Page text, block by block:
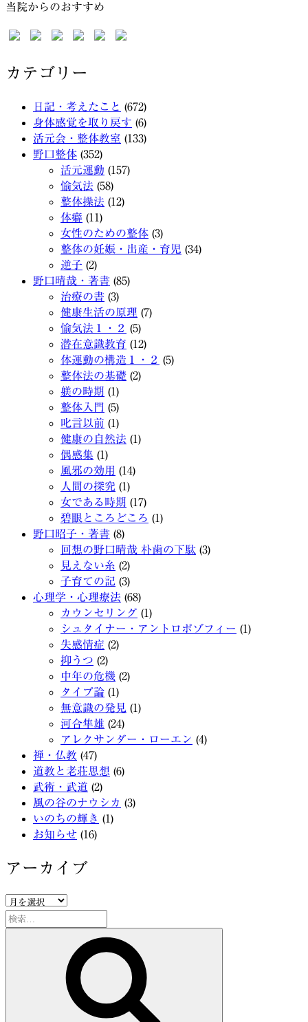
当院からのおすすめ
カテゴリー
日記・考えたこと (672)
身体感覚を取り戻す (6)
活元会・整体教室 (133)
野口整体 (352)
活元運動 (157)
愉気法 (58)
整体操法 (12)
体癖 (11)
女性のための整体 (3)
整体の妊娠・出産・育児 (34)
逆子 (2)
野口晴哉・著書 (85)
治療の書 (3)
健康生活の原理 (7)
愉気法１・２ (5)
潜在意識教育 (12)
体運動の構造１・２ (5)
整体法の基礎 (2)
躾の時期 (1)
整体入門 (5)
叱言以前 (1)
健康の自然法 (1)
偶感集 (1)
風邪の効用 (14)
人間の探究 (1)
女である時期 (17)
碧眼ところどころ (1)
野口昭子・著書 (8)
回想の野口晴哉 朴歯の下駄 (3)
見えない糸 (2)
子育ての記 (3)
心理学・心理療法 (68)
カウンセリング (1)
シュタイナー・アントロポゾフィー (1)
失感情症 (2)
抑うつ (2)
中年の危機 (2)
タイプ論 (1)
無意識の発見 (1)
河合隼雄 (24)
アレクサンダー・ローエン (4)
禅・仏教 (47)
道教と老荘思想 (6)
武術・武道 (2)
風の谷のナウシカ (3)
いのちの輝き (1)
お知らせ (16)
アーカイブ
ア
ー
カ
検
索: